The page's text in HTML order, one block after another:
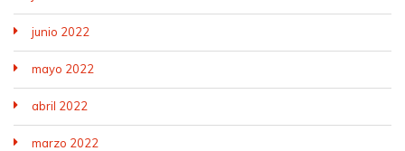
junio 2022
mayo 2022
abril 2022
marzo 2022